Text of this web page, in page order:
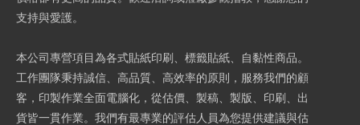
支持與愛護。
本公司專營項目為各式貼紙印刷、標籤貼紙、自黏性商品。
工作團隊秉持誠信、高品質、高效率的原則，服務我們的顧
客，印製作業全面電腦化，從估價、製稿、製版、印刷、出
貨皆一貫作業。我們有最專業的評估人員為您提供建議與估